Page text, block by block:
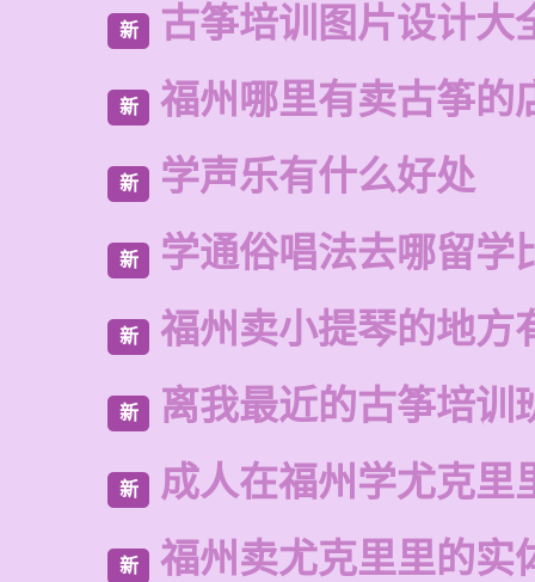
新 古筝培训图片设计大
新 福州哪里有卖古筝的
新 学声乐有什么好处
新 学通俗唱法去哪留学
新 福州卖小提琴的地方
新 离我最近的古筝培训
新 成人在福州学尤克里
新 福州卖尤克里里的实